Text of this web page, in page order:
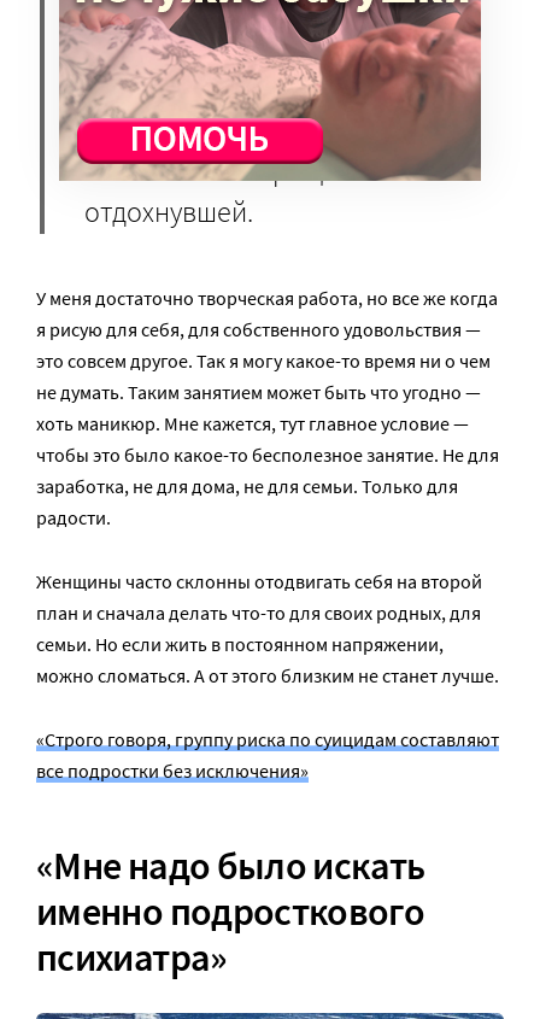
например, ухожу на улицу
рисовать. И муж, и дочки
заметили, что после таких
вылазок я возвращаюсь
отдохнувшей.
У меня достаточно творческая работа, но все же когда
я рисую для себя, для собственного удовольствия —
это совсем другое. Так я могу какое-то время ни о чем
не думать. Таким занятием может быть что угодно —
хоть маникюр. Мне кажется, тут главное условие —
чтобы это было какое-то бесполезное занятие. Не для
заработка, не для дома, не для семьи. Только для
радости.
Женщины часто склонны отодвигать себя на второй
план и сначала делать что-то для своих родных, для
семьи. Но если жить в постоянном напряжении,
можно сломаться. А от этого близким не станет лучше.
«Строго говоря, группу риска по суицидам составляют
все подростки без исключения»
«Мне надо было искать
именно подросткового
психиатра»